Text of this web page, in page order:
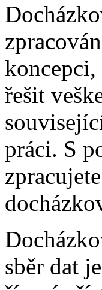
řešit
práci. S
sběr dat